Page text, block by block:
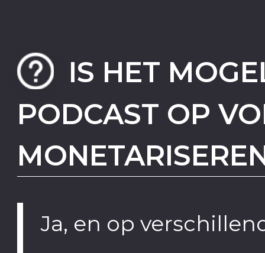
IS HET
PODCAST OP
Ja, en op